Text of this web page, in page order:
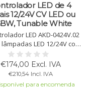
LED de 4
12/24V CV LED ou
Tunable White
LED AKD-0424V.02
LED 12/24V com
oferecendo modos
White e RGBW, com
de atenuação
variáveis e automação
€174,00 Excl. IVA
€210,54 Incl. IVA
para encomenda